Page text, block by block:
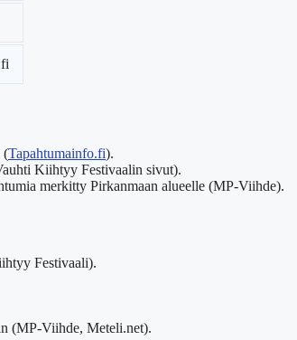
(Tapahtumainfo.fi).
Kiihtyy Festivaalin sivut).
merkitty Pirkanmaan alueelle (MP-Viihde).
Festivaali).
(MP-Viihde, Meteli.net).